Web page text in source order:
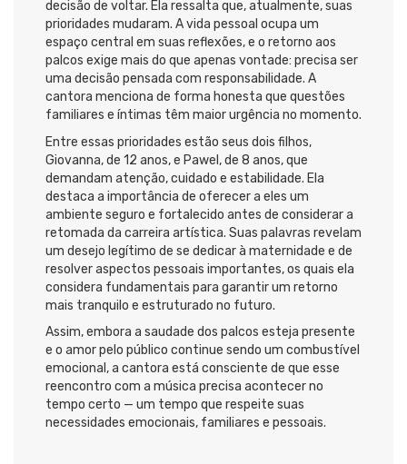
decisão de voltar. Ela ressalta que, atualmente, suas
prioridades mudaram. A vida pessoal ocupa um
espaço central em suas reflexões, e o retorno aos
palcos exige mais do que apenas vontade: precisa ser
uma decisão pensada com responsabilidade. A
cantora menciona de forma honesta que questões
familiares e íntimas têm maior urgência no momento.
Entre essas prioridades estão seus dois filhos,
Giovanna, de 12 anos, e Pawel, de 8 anos, que
demandam atenção, cuidado e estabilidade. Ela
destaca a importância de oferecer a eles um
ambiente seguro e fortalecido antes de considerar a
retomada da carreira artística. Suas palavras revelam
um desejo legítimo de se dedicar à maternidade e de
resolver aspectos pessoais importantes, os quais ela
considera fundamentais para garantir um retorno
mais tranquilo e estruturado no futuro.
Assim, embora a saudade dos palcos esteja presente
e o amor pelo público continue sendo um combustível
emocional, a cantora está consciente de que esse
reencontro com a música precisa acontecer no
tempo certo — um tempo que respeite suas
necessidades emocionais, familiares e pessoais.